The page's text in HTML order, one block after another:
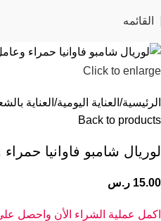
القائمه
Click to enlarge
الرئيسية العناية اليومية العناية
Back to products
لوريال شامبو فاوانيا حمراء
15.00 ر.س
اكمل عملية الشراء الأن واحصل